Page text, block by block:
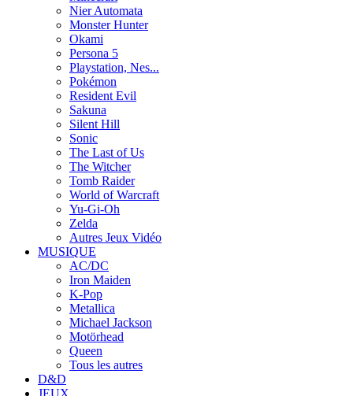
Nier Automata
Monster Hunter
Okami
Persona 5
Playstation, Nes...
Pokémon
Resident Evil
Sakuna
Silent Hill
Sonic
The Last of Us
The Witcher
Tomb Raider
World of Warcraft
Yu-Gi-Oh
Zelda
Autres Jeux Vidéo
MUSIQUE
AC/DC
Iron Maiden
K-Pop
Metallica
Michael Jackson
Motörhead
Queen
Tous les autres
D&D
JEUX